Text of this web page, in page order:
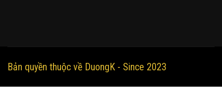
Bản quyền thuộc về DuongK - Since 2023